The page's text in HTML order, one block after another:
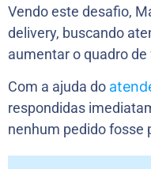
Vendo este desafio,
delivery, buscando
aumentar o quadro
Com a ajuda do
respondidas
nenhum pedido fosse